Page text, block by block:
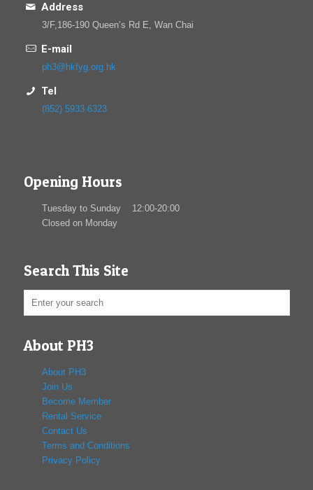
Address
3/F,186-190 Queen’s Rd E, Wan Chai
E-mail
ph3@hkfyg.org.hk
Tel
(852) 5933 6323
Opening Hours
Tuesday to Sunday 12:00-20:00
Closed on Monday
Search This Site
About PH3
About PH3
Join Us
Become Member
Rental Service
Contact Us
Terms and Conditions
Privacy Policy